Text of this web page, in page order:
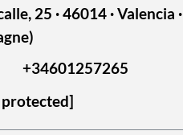
25 · 46014 · Valencia ·
+34601257265